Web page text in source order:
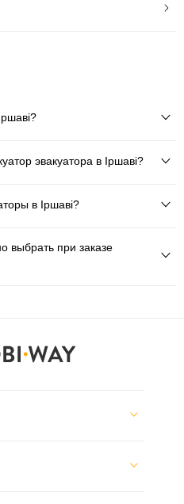
эвакуатора в Іршаві?
в Іршаві?
выбрать при заказе